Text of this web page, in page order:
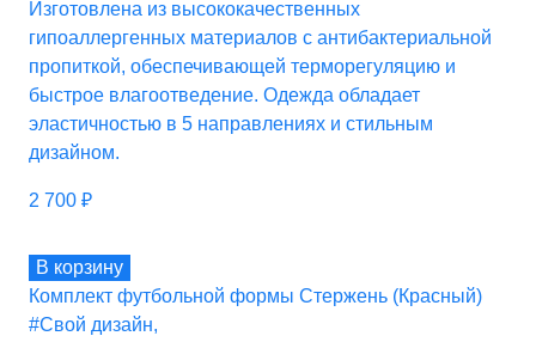
Изготовлена из высококачественных
гипоаллергенных материалов с антибактериальной
пропиткой, обеспечивающей терморегуляцию и
быстрое влагоотведение. Одежда обладает
эластичностью в 5 направлениях и стильным
дизайном.
2 700 ₽
В корзину
Комплект футбольной формы Стержень (Красный)
#Свой дизайн,